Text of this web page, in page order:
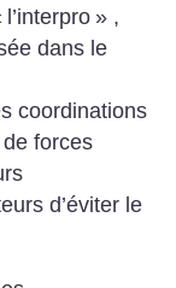
l’interpro » ,
dans le
coordinations
forces
d’éviter le